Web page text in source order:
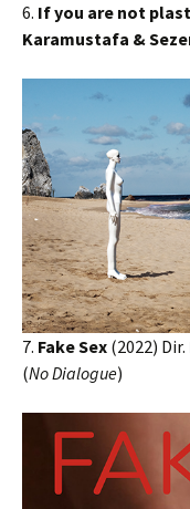
6. If you are not
Karamustafa &
7. Fake Sex (2022) Dir.
(No Dialogue)